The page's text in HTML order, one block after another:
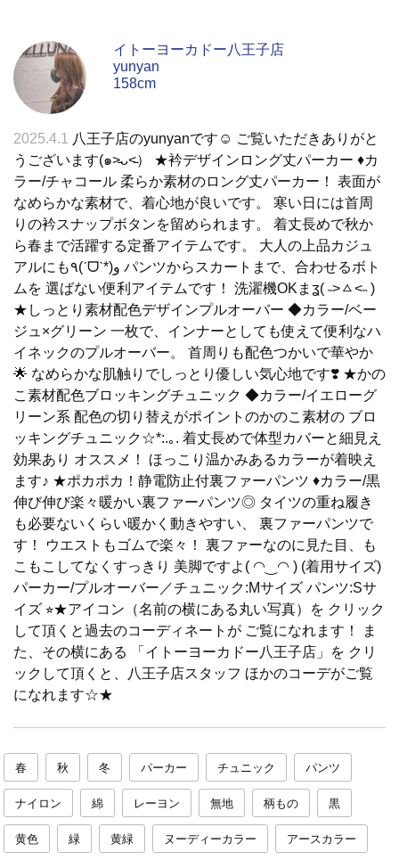
イトーヨーカドー八王子店
yunyan
158cm
2025.4.1
八王子店のyunyanです☺︎ ご覧いただきありがと
うございます(๑˃̵ᴗ˂̵） ★衿デザインロング丈パーカー ♦︎カ
ラー/チャコール 柔らか素材のロング丈パーカー！ 表面が
なめらかな素材で、着心地が良いです。 寒い日には首周
りの衿スナップボタンを留められます。 着丈長めで秋か
ら春まで活躍する定番アイテムです。 大人の上品カジュ
アルにも٩(ˊᗜˋ*)و パンツからスカートまで、合わせるボト
ムを 選ばない便利アイテムです！ 洗濯機OKまʓ( ˵ >ㅿ<˵ )
★しっとり素材配色デザインプルオーバー ◆カラー/ベー
ジュ×グリーン 一枚で、インナーとしても使えて便利なハ
イネックのプルオーバー。 首周りも配色つかいで華やか
🌟 なめらかな肌触りでしっとり優しい気心地です❣️ ★かの
こ素材配色ブロッキングチュニック ◆カラー/イエローグ
リーン系 配色の切り替えがポイントのかのこ素材の ブロ
ッキングチュニック☆*:.｡. 着丈長めで体型カバーと細見え
効果あり オススメ！ ほっこり温かみあるカラーが着映え
ます♪ ★ポカポカ！静電防止付裏ファーパンツ ♦︎カラー/黒
伸び伸び楽々暖かい裏ファーパンツ◎ タイツの重ね履き
も必要ないくらい暖かく動きやすい、 裏ファーパンツで
す！ ウエストもゴムで楽々！ 裏ファーなのに見た目、も
こもこしてなくすっきり 美脚ですよ( ◠‿◠ ) (着用サイズ)
パーカー/プルオーバー／チュニック:Mサイズ パンツ:Sサ
イズ ⭐︎★アイコン（名前の横にある丸い写真）を クリック
して頂くと過去のコーディネートが ご覧になれます！ ま
た、その横にある 「イトーヨーカドー八王子店」を クリ
ックして頂くと、八王子店スタッフ ほかのコーデがご覧
になれます☆★
春 秋 冬 パーカー チュニック パンツ
ナイロン 綿 レーヨン 無地 柄もの 黒
黄色 緑 黄緑 ヌーディーカラー アースカラー